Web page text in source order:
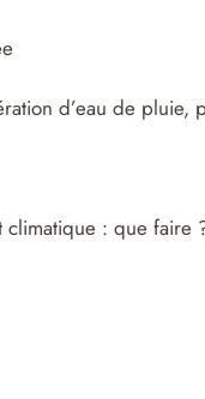
d’eau de
climatique : que faire